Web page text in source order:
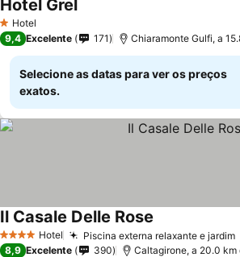
1 Estrelas
Hotel
Hotel Grel
9,4 Excelente 171 Chiaramonte Gulfi, a
Selecione as datas para ver os preços
exatos.
4 EstrelasHotel Piscina externa relaxante e jardim
Il Casale Delle Rose
8,9 Excelente 390 Caltagirone, a 20.0 km